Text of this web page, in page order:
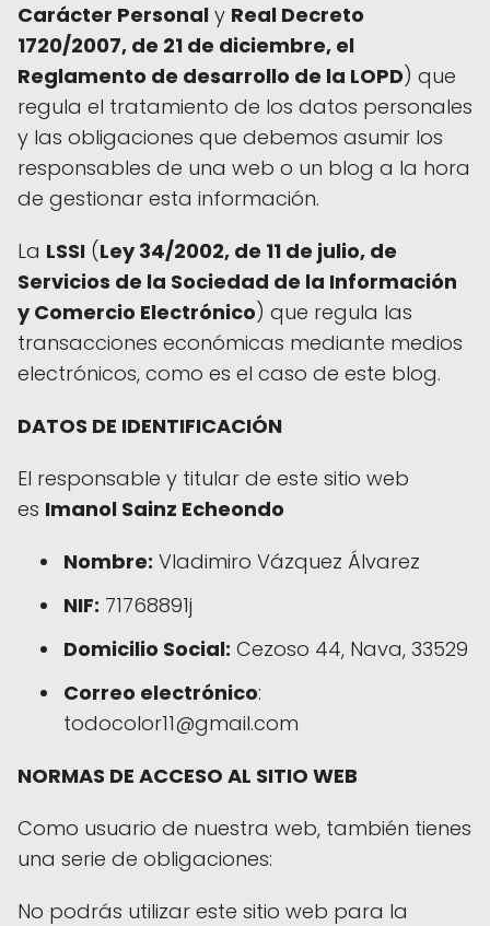
Carácter Personal y Real Decreto
1720/2007, de 21 de diciembre, el
Reglamento de desarrollo de la LOPD) que
regula el tratamiento de los datos personales
y las obligaciones que debemos asumir los
responsables de una web o un blog a la hora
de gestionar esta información.
La LSSI (Ley 34/2002, de 11 de julio, de
Servicios de la Sociedad de la Información
y Comercio Electrónico) que regula las
transacciones económicas mediante medios
electrónicos, como es el caso de este blog.
DATOS DE IDENTIFICACIÓN
El responsable y titular de este sitio web
es Imanol Sainz Echeondo
Nombre: Vladimiro Vázquez Álvarez
NIF: 71768891j
Domicilio Social: Cezoso 44, Nava, 33529
Correo electrónico:
todocolor11@gmail.com
NORMAS DE ACCESO AL SITIO WEB
Como usuario de nuestra web, también tienes
una serie de obligaciones:
No podrás utilizar este sitio web para la